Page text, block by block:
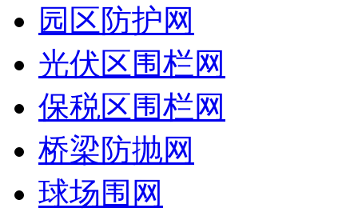
园区防护网
光伏区围栏网
保税区围栏网
桥梁防抛网
球场围网